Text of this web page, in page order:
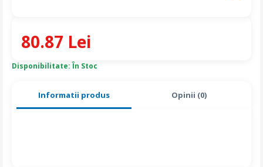
Informatii produs Opinii (0)
Disponibilitate: În Stoc
80.87 Lei